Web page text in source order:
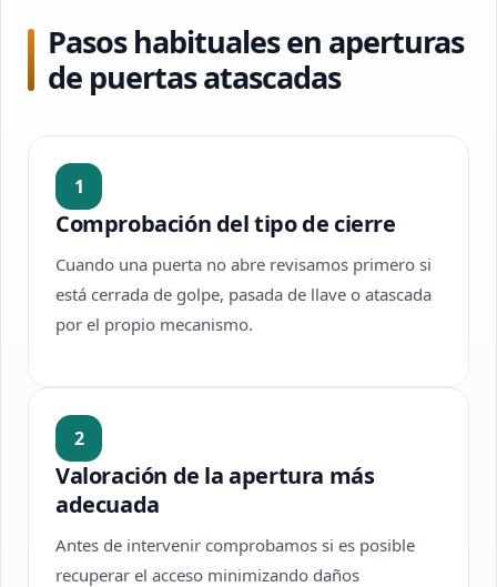
Pasos habituales en aperturas
de puertas atascadas
1
Comprobación del tipo de cierre
Cuando una puerta no abre revisamos primero si
está cerrada de golpe, pasada de llave o atascada
por el propio mecanismo.
2
Valoración de la apertura más
adecuada
Antes de intervenir comprobamos si es posible
recuperar el acceso minimizando daños